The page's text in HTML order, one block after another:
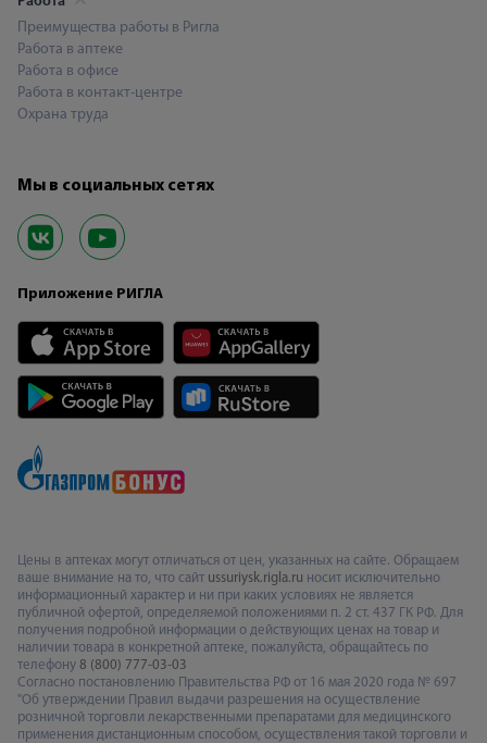
Преимущества работы в Ригла
Работа в аптеке
Работа в офисе
Работа в контакт-центре
Охрана труда
Мы в социальных сетях
Приложение РИГЛА
Цены в аптеках могут отличаться от цен, указанных на сайте. Обращаем
ваше внимание на то, что сайт ussuriysk.rigla.ru носит исключительно
информационный характер и ни при каких условиях не является
публичной офертой, определяемой положениями п. 2 ст. 437 ГК РФ. Для
получения подробной информации о действующих ценах на товар и
наличии товара в конкретной аптеке, пожалуйста, обращайтесь по
телефону 8 (800) 777-03-03
Согласно постановлению Правительства РФ от 16 мая 2020 года № 697
"Об утверждении Правил выдачи разрешения на осуществление
розничной торговли лекарственными препаратами для медицинского
применения дистанционным способом, осуществления такой торговли и